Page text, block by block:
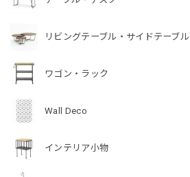
リビングテーブル・サイドテーブル
ワゴン・ラック
Wall Deco
インテリア小物